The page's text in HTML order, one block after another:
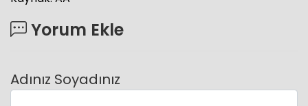
Yorum Ekle
Adınız Soyadınız